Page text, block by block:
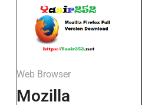
Web Browser
Mozilla